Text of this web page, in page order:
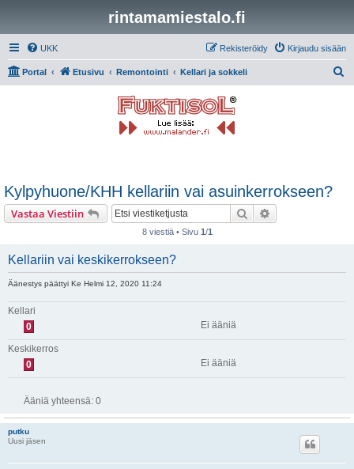
rintamamiestalo.fi
UKK Kirjaudu sisään
Rekisteröidy
Portal Etusivu Remontointi Kellari ja sokkeli
Kylpyhuone/KHH kellariin vai asuinkerrokseen?
Vastaa Viestiin Etsi
8 viestiä • Sivu 1/1
Kellariin vai keskikerrokseen?
Äänestys päättyi Ke Helmi 12, 2020 11:24
Kellari
0
Ei ääniä
Keskikerros
0
Ei ääniä
Ääniä yhteensä: 0
putku
Uusi jäsen